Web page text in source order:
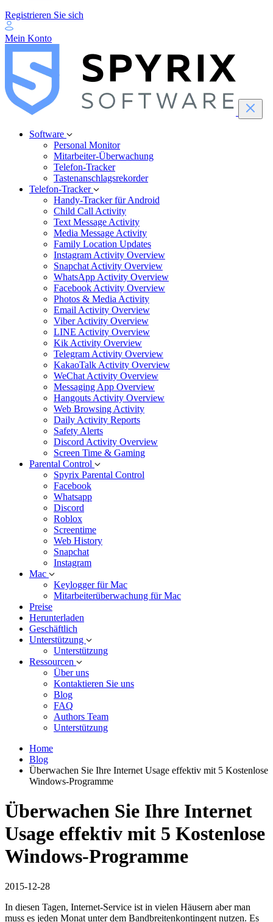
Registrieren Sie sich
Mein Konto
Software
Personal Monitor
Mitarbeiter-Überwachung
Telefon-Tracker
Tastenanschlagsrekorder
Telefon-Tracker
Handy-Tracker für Android
Child Call Activity
Text Message Activity
Media Message Activity
Family Location Updates
Instagram Activity Overview
Snapchat Activity Overview
WhatsApp Activity Overview
Facebook Activity Overview
Photos & Media Activity
Email Activity Overview
Viber Activity Overview
LINE Activity Overview
Kik Activity Overview
Telegram Activity Overview
KakaoTalk Activity Overview
WeChat Activity Overview
Messaging App Overview
Hangouts Activity Overview
Web Browsing Activity
Daily Activity Reports
Safety Alerts
Discord Activity Overview
Screen Time & Gaming
Parental Control
Spyrix Parental Control
Facebook
Whatsapp
Discord
Roblox
Screentime
Web History
Snapchat
Instagram
Mac
Keylogger für Mac
Mitarbeiterüberwachung für Mac
Preise
Herunterladen
Geschäftlich
Unterstützung
Unterstützung
Ressourcen
Über uns
Kontaktieren Sie uns
Blog
FAQ
Authors Team
Unterstützung
Home
Blog
Überwachen Sie Ihre Internet Usage effektiv mit 5 Kostenlose
Windows-Programme
Überwachen Sie Ihre Internet
Usage effektiv mit 5 Kostenlose
Windows-Programme
2015-12-28
In diesen Tagen, Internet-Service ist in vielen Häusern aber man
muss es jeden Monat unter dem Bandbreitenkontingent nutzen. Es